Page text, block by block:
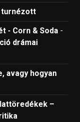
turnézott
- Corn & Soda -
drámai
avagy hogyan
–